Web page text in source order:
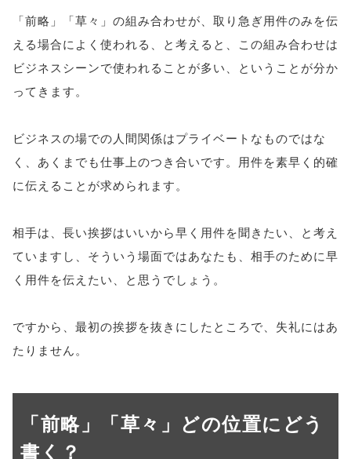
「前略」「草々」の組み合わせが、取り急ぎ用件のみを伝
える場合によく使われる、と考えると、この組み合わせは
ビジネスシーンで使われることが多い、ということが分か
ってきます。
ビジネスの場での人間関係はプライベートなものではな
く、あくまでも仕事上のつき合いです。用件を素早く的確
に伝えることが求められます。
相手は、長い挨拶はいいから早く用件を聞きたい、と考え
ていますし、そういう場面ではあなたも、相手のために早
く用件を伝えたい、と思うでしょう。
ですから、最初の挨拶を抜きにしたところで、失礼にはあ
たりません。
「前略」「草々」どの位置にどう
書く？